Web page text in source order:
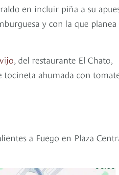
en incluir piña a su
y con la que planea
, del restaurante El Chato,
tocineta ahumada con
a Fuego en Plaza